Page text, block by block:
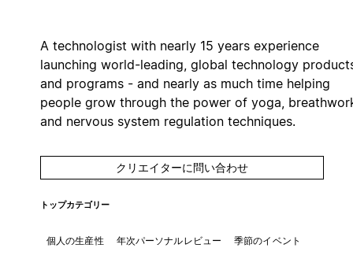
A technologist with nearly 15 years experience
launching world-leading, global technology
and programs - and nearly as much time helping
people grow through the power of yoga,
and nervous system regulation techniques.
クリエイターに問い合わせ
トップカテゴリー
個人の生産性 年次パーソナルレビュー 季節のイベント